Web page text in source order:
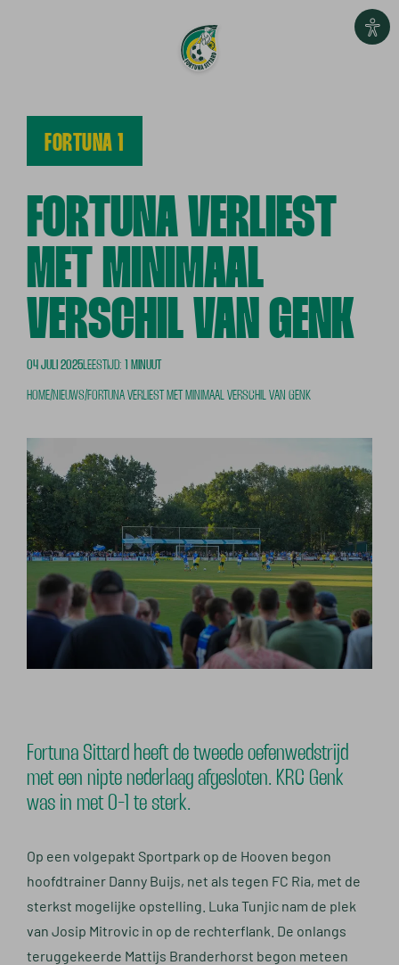
FORTUNA 1
FORTUNA VERLIEST
MET MINIMAAL
VERSCHIL VAN GENK
04 JULI 2025LEESTIJD: 1 MINUUT
HOME/NIEUWS/FORTUNA VERLIEST MET MINIMAAL VERSCHIL VAN GENK
Fortuna Sittard heeft de tweede oefenwedstrijd
met een nipte nederlaag afgesloten. KRC Genk
was in met 0-1 te sterk.
Op een volgepakt Sportpark op de Hooven begon
hoofdtrainer Danny Buijs, net als tegen FC Ria, met de
sterkst mogelijke opstelling. Luka Tunjic nam de plek
van Josip Mitrovic in op de rechterflank. De onlangs
teruggekeerde Mattijs Branderhorst begon meteen